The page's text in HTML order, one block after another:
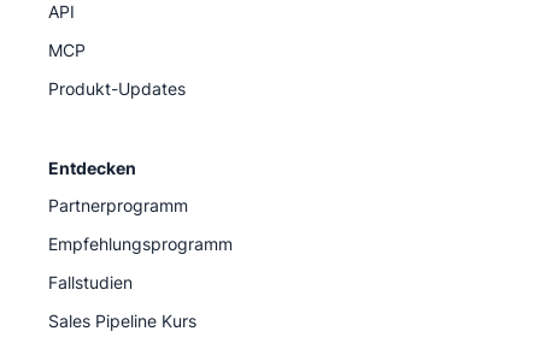
API
MCP
Produkt-Updates
Entdecken
Partnerprogramm
Empfehlungsprogramm
Fallstudien
Sales Pipeline Kurs